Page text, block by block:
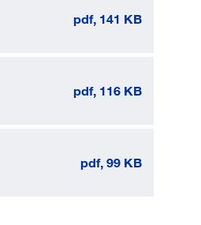
pdf, 141 KB
pdf, 116 KB
pdf, 99 KB